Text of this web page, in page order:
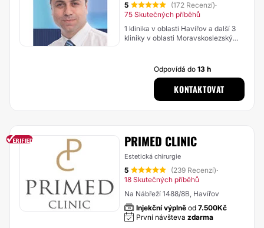
5 (172 Recenzí)·
75 Skutečných příběhů
1 klinika v oblasti Havířov a další 3
kliniky v oblasti Moravskoslezský
Odpovídá do13 h
KONTAKTOVAT
PRIMED CLINIC
Estetická chirurgie
5 (239 Recenzí)·
18 Skutečných příběhů
Na Nábřeží 1488/8B, Havířov
Injekční výplně od 7.500Kč
První návšteva zdarma